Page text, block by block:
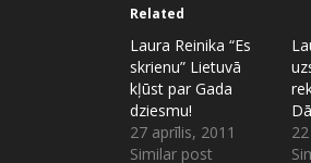
Related
Laura Reinika “Es
skrienu” Lietuvā
kļūst par Gada
dziesmu!
27 aprīlis, 2011
Similar post